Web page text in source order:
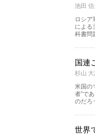
池田 信
ロシア
による
科書問
国連
杉山
米国の
者”で
のだろ
世界